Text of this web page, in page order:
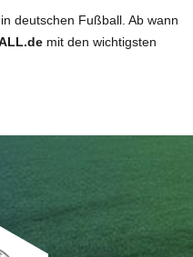
deutschen Fußball. Ab wann
mit den wichtigsten